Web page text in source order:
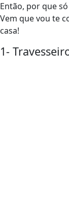
Então, por que
Vem que vou te
casa!
1-